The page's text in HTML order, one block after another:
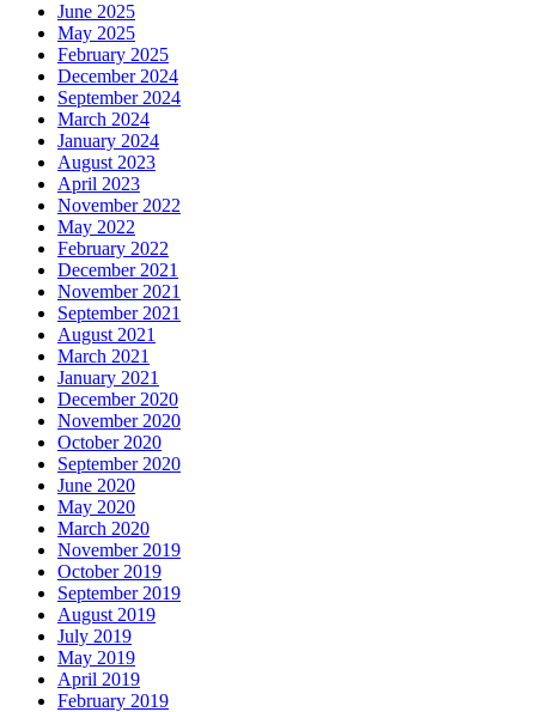
June 2025
May 2025
February 2025
December 2024
September 2024
March 2024
January 2024
August 2023
April 2023
November 2022
May 2022
February 2022
December 2021
November 2021
September 2021
August 2021
March 2021
January 2021
December 2020
November 2020
October 2020
September 2020
June 2020
May 2020
March 2020
November 2019
October 2019
September 2019
August 2019
July 2019
May 2019
April 2019
February 2019